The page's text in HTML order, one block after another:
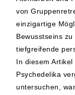
von
einzigartige
Bewusstseins
tiefgreifende
In diesem
Psychedelika
untersuchen,